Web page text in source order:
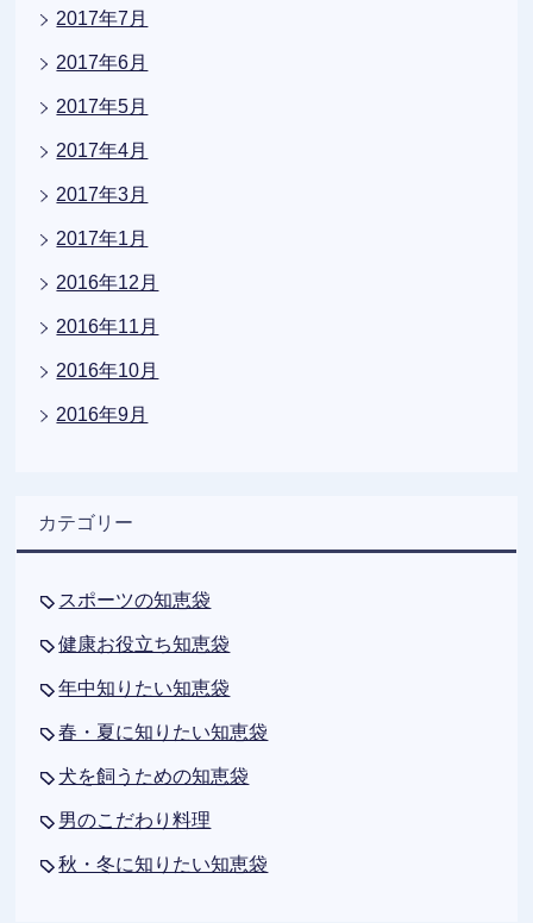
2017年7月
2017年6月
2017年5月
2017年4月
2017年3月
2017年1月
2016年12月
2016年11月
2016年10月
2016年9月
カテゴリー
スポーツの知恵袋
健康お役立ち知恵袋
年中知りたい知恵袋
春・夏に知りたい知恵袋
犬を飼うための知恵袋
男のこだわり料理
秋・冬に知りたい知恵袋